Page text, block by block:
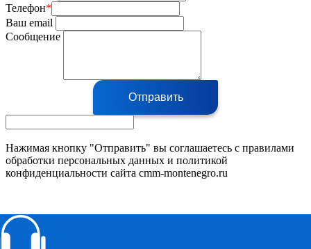
Телефон*
Ваш email
Сообщение
Отправить
Нажимая кнопку "Отправить" вы соглашаетесь с правилами
обработки персональных данных и политикой
конфиденциальности сайта cmm-montenegro.ru